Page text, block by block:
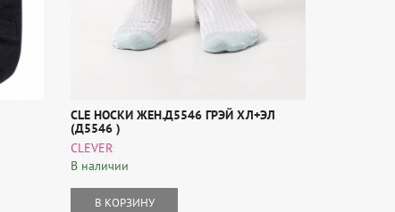
CLE НОСКИ ЖЕН.Д5546 ГРЭЙ ХЛ+ЭЛ
(Д5546 )
CLEVER
В наличии
В КОРЗИНУ